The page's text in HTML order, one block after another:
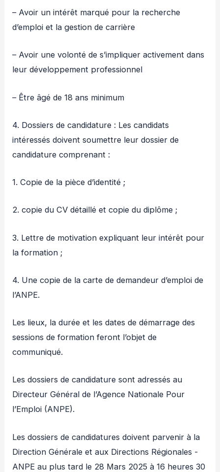
– Avoir un intérêt marqué pour la recherche
d’emploi et la gestion de carrière
– Avoir une volonté de s’impliquer activement dans
leur développement professionnel
– Être âgé de 18 ans minimum
4. Dossiers de candidature : Les candidats
intéressés doivent soumettre leur dossier de
candidature comprenant :
1. Copie de la pièce d’identité ;
2. copie du CV détaillé et copie du diplôme ;
3. Lettre de motivation expliquant leur intérêt pour
la formation ;
4. Une copie de la carte de demandeur d’emploi de
l’ANPE.
Les lieux, la durée et les dates de démarrage des
sessions de formation feront l’objet de
communiqué.
Les dossiers de candidature sont adressés au
Directeur Général de l’Agence Nationale Pour
l’Emploi (ANPE).
Les dossiers de candidatures doivent parvenir à la
Direction Générale et aux Directions Régionales -
ANPE au plus tard le 28 Mars 2025 à 16 heures 30